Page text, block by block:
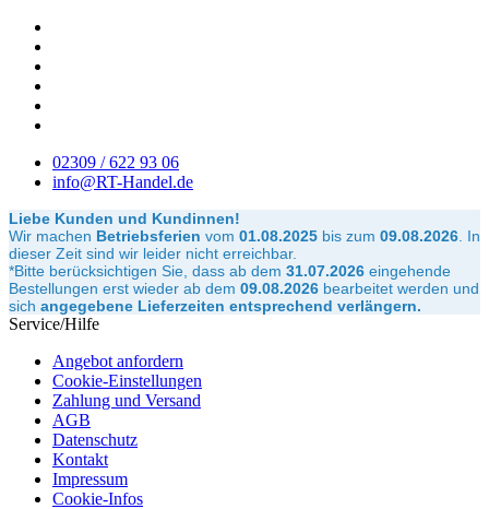
02309 / 622 93 06
info@RT-Handel.de
Liebe Kunden und Kundinnen!
Wir machen Betriebsferien vom 01.08.2025 bis zum 09.08.2026 In
dieser Zeit sind wir leider nicht erreichbar.
*Bitte berücksichtigen Sie, dass ab dem 31.07.2026 eingehende
Bestellungen erst wieder ab dem 09.08.2026 bearbeitet werden und
sich angegebene Lieferzeiten entsprechend verlängern.
Service/Hilfe
Angebot anfordern
Cookie-Einstellungen
Zahlung und Versand
AGB
Datenschutz
Kontakt
Impressum
Cookie-Infos